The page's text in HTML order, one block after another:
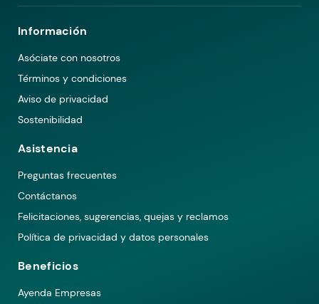
Información
Asóciate con nosotros
Términos y condiciones
Aviso de privacidad
Sostenibilidad
Asistencia
Preguntas frecuentes
Contáctanos
Felicitaciones, sugerencias, quejas y reclamos
Política de privacidad y datos personales
Beneficios
Ayenda Empresas